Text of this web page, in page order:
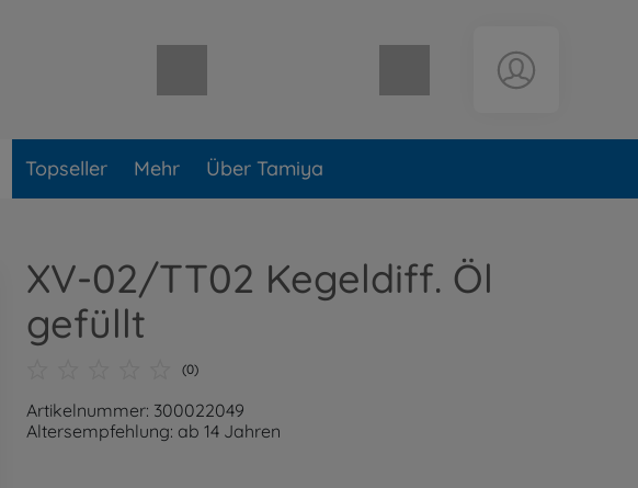
Warenkorb leer
Topseller Mehr Über Tamiya
XV-02/TT02 Kegeldiff. Öl
gefüllt
(0)
Artikelnummer: 300022049
Altersempfehlung: ab 14 Jahren